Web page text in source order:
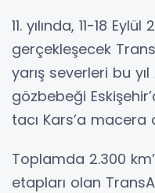
11. yılında, 11-18
gerçekleşecek
yarış severleri bu yıl
gözbebeği
tacı Kars’a macera
Toplamda 2.300
etapları olan